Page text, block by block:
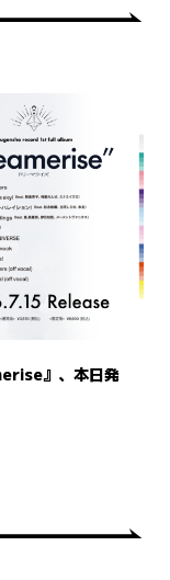
』、本日発